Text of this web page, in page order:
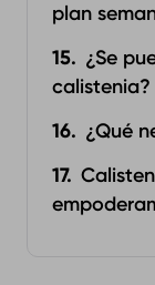
plan
¿Se
calistenia?
¿Qué